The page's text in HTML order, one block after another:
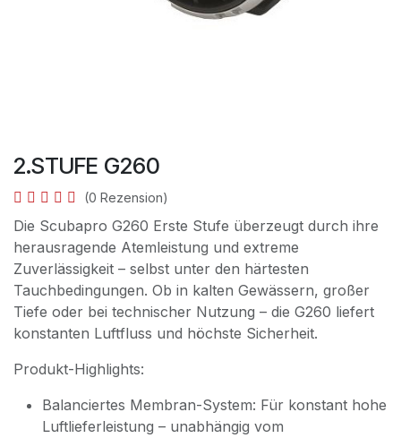
2.STUFE G260
(0 Rezension)
Die Scubapro G260 Erste Stufe überzeugt durch ihre
herausragende Atemleistung und extreme
Zuverlässigkeit – selbst unter den härtesten
Tauchbedingungen. Ob in kalten Gewässern, großer
Tiefe oder bei technischer Nutzung – die G260 liefert
konstanten Luftfluss und höchste Sicherheit.
Produkt-Highlights:
Balanciertes Membran-System: Für konstant hohe
Luftlieferleistung – unabhängig vom